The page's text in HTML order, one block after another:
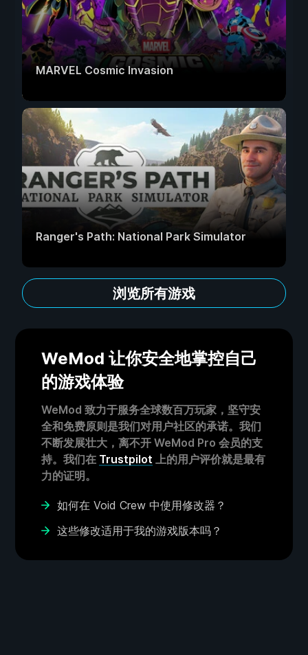
MARVEL Cosmic Invasion
Ranger's Path: National Park Simulator
浏览所有游戏
WeMod 让你安全地掌控自己
的游戏体验
WeMod 致力于服务全球数百万玩家，坚守安
全和免费原则是我们对用户社区的承诺。我们
不断发展壮大，离不开 WeMod Pro 会员的支
持。我们在 Trustpilot 上的用户评价就是最有
力的证明。
如何在 Void Crew 中使用修改器？
这些修改适用于我的游戏版本吗？